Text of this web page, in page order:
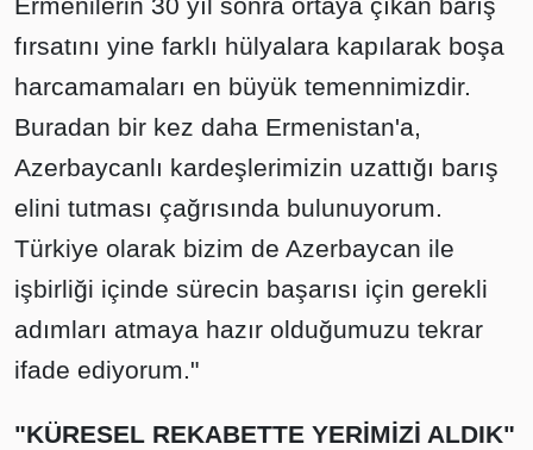
Ermenilerin 30 yıl sonra ortaya çıkan barış
fırsatını yine farklı hülyalara kapılarak boşa
harcamamaları en büyük temennimizdir.
Buradan bir kez daha Ermenistan'a,
Azerbaycanlı kardeşlerimizin uzattığı barış
elini tutması çağrısında bulunuyorum.
Türkiye olarak bizim de Azerbaycan ile
işbirliği içinde sürecin başarısı için gerekli
adımları atmaya hazır olduğumuzu tekrar
ifade ediyorum."
"KÜRESEL REKABETTE YERİMİZİ ALDIK"